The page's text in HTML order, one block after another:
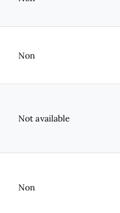
Non
Not available
Non